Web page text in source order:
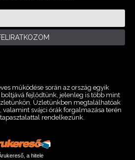
működése során az ország egyik
boltjává fejlődtünk, jelenleg is több mint
Üzletünkben megtalálhatóak
svájci órák forgalmazása terén
rendelkezünk.
a hitele